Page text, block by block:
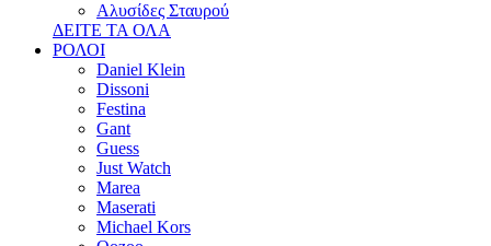
Αλυσίδες Σταυρού
ΔΕΙΤΕ ΤΑ ΟΛΑ
ΡΟΛΟΙ
Daniel Klein
Dissoni
Festina
Gant
Guess
Just Watch
Marea
Maserati
Michael Kors